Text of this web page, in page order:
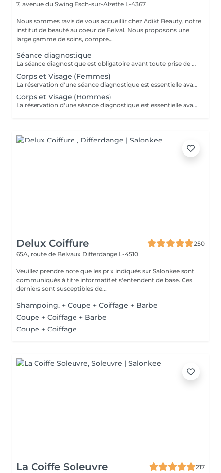
7, avenue du Swing Esch-sur-Alzette L-4367
Nous sommes ravis de vous accueillir chez Adikt Beauty, notre
institut de beauté au coeur de Belval. Nous proposons une
large gamme de soins, compre...
Séance diagnostique
La séance diagnostique est obligatoire avant toute prise de rendez-vous concernant le laser. Elle définira si vous êtes éligible à réaliser des séances de laser.
Corps et Visage (Femmes)
La réservation d'une séance diagnostique est essentielle avant toute prise de rendez-vous pour le laser.
Corps et Visage (Hommes)
La réservation d'une séance diagnostique est essentielle avant toute prise de rendez-vous pour le laser.
Delux Coiffure
250
65A, route de Belvaux Differdange L-4510
Veuillez prendre note que les prix indiqués sur Salonkee sont
communiqués à titre informatif et s'entendent de base. Ces
derniers sont susceptibles de...
Shampoing. + Coupe + Coiffage + Barbe
Coupe + Coiffage + Barbe
Coupe + Coiffage
La Coiffe Soleuvre
217